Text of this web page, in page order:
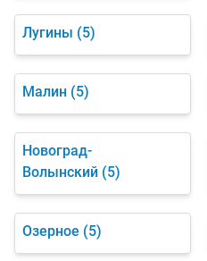
Лугины (5)
Малин (5)
Новоград-
Волынский (5)
Озерное (5)